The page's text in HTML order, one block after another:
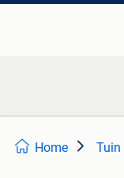
Home Tuin